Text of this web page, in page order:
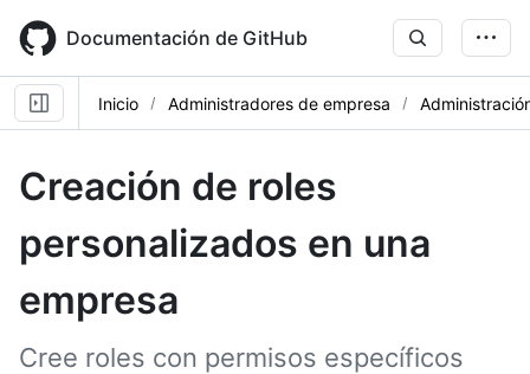
main
content
Documentación de GitHub
Inicio Administradores de empresa
Creación de roles
personalizados en una
empresa
Cree roles con permisos específicos